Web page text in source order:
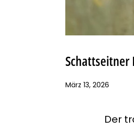
Schattseitner
März 13, 2026
Der